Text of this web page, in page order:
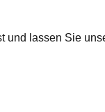
lassen Sie